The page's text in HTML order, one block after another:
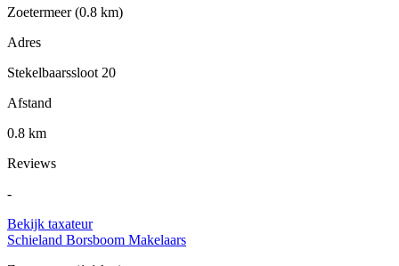
Zoetermeer(0.8 km)
Adres
Stekelbaarssloot 20
Afstand
0.8 km
Reviews
-
Bekijk taxateur
Schieland Borsboom Makelaars